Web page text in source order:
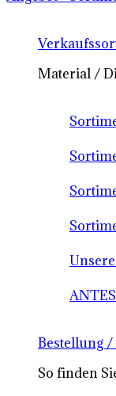
Material /
Bestellung
So finden